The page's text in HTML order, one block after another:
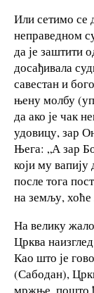
Или сетимо се
неправедном
да је заштити
досађивала
савестан и
њену молбу
да ако је чак
удовицу, зар
Њега: „А зар
који му
после тога
на земљу, хоће
На велику
Црква
Као што је
(Сабодан),